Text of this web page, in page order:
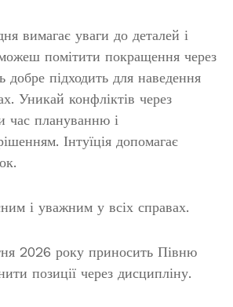
вимагає уваги до деталей і
помітити покращення через
добре підходить для наведення
Уникай конфліктів через
час плануванню і
Інтуїція допомагає
і уважним у всіх справах.
2026 року приносить Півню
позиції через дисципліну.